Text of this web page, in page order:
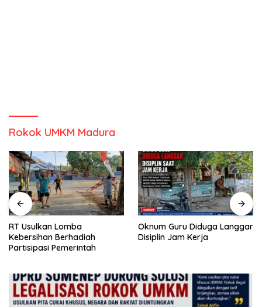
Rokok UMKM Madura
RT Usulkan Lomba
Kebersihan Berhadiah
Partisipasi Pemerintah
Oknum Guru Diduga Langgar
Disiplin Jam Kerja